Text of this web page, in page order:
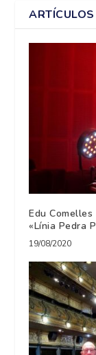
Edu
«Línia Pedra
19/08/2020